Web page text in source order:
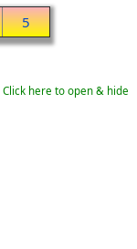
5
Click here to open & hide